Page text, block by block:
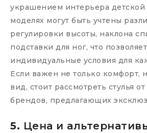
украшением интерьера детской
моделях могут быть учтены
регулировки высоты, наклона
подставки для ног, что
индивидуальные условия для
Если важен не только комфорт,
вид, стоит рассмотреть стулья
брендов, предлагающих
5. Цена и